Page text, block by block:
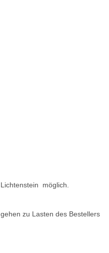
möglich.
zu Lasten des Bestellers